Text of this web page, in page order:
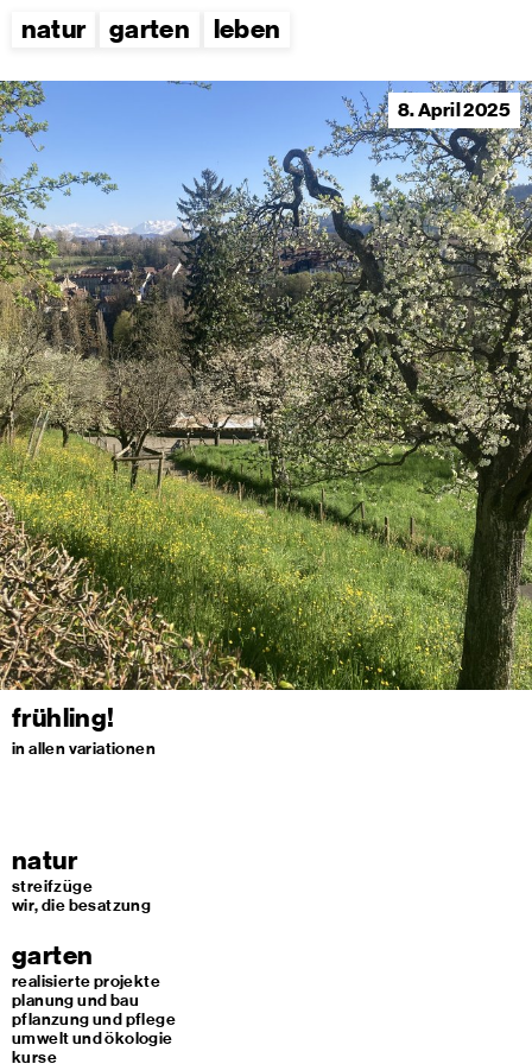
natur garten leben
8. April 2025
frühling!
in allen variationen
natur
streifzüge
wir, die besatzung
garten
realisierte projekte
planung und bau
pflanzung und pflege
umwelt und ökologie
kurse